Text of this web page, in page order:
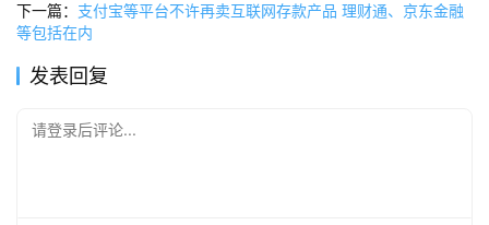
博
主
访
下一篇： 支付宝等平台不许再卖互联网存款产品 理财通、京东金融
等包括在内
发表回复
请登录后评论...